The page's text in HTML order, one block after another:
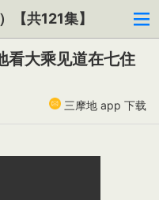
【共121集】
看大乘见道在七住
三摩地 app 下载